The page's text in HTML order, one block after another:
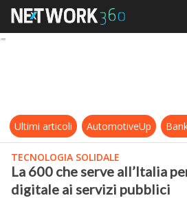
La 600 che
Ultimi articoli AutomotiveUp
TECNOLOGIA SOLIDALE
La 600 che serve all’Italia
digitale ai servizi pubblici